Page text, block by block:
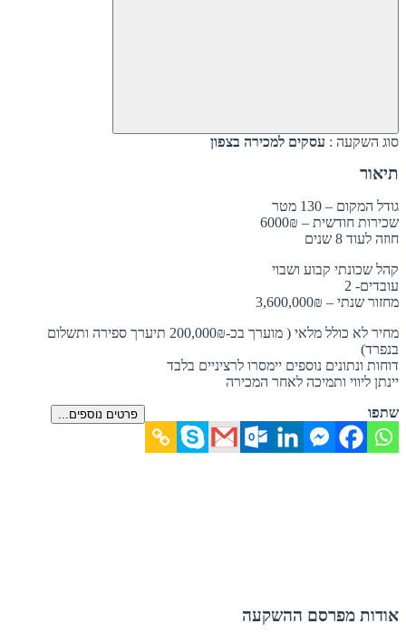
סוג השקעה : עסקים למכירה בצפון
תיאור
גודל המקום – 130 מטר
שכירות חודשית – 6000₪
חוזה לעוד 8 שנים
קהל שכונתי קבוע ושבוי
עובדים- 2
מחזור שנתי – 3,600,000₪
מחיר לא כולל מלאי ( מוערך בכ-200,000₪ תיערך ספירה ותשלום
בנפרד)
דוחות ונתונים נוספים יימסרו לרציניים בלבד
יינתן ליווי ותמיכה לאחר המכירה
שתפו
פרטים נוספים...
אודות מפרסם ההשקעה